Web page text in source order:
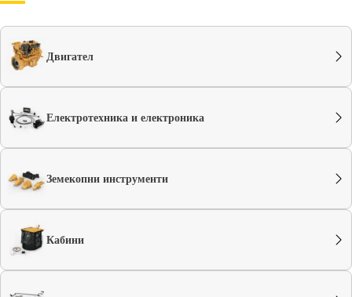
Двигател
Електротехника и електроника
Земекопни инструменти
Кабини